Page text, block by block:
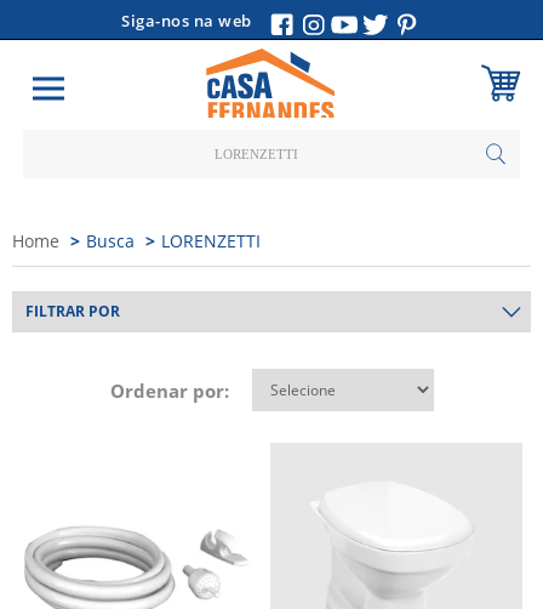
Siga-nos na web
Home Busca LORENZETTI
FILTRAR POR
Ordenar por: